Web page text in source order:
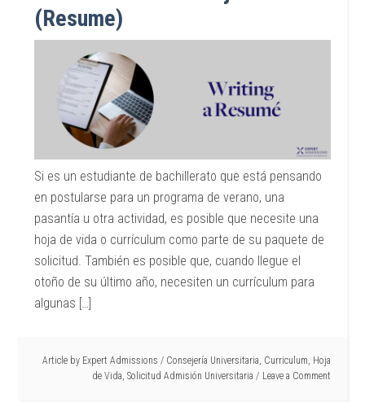
(Resume)
Si es un estudiante de bachillerato que está pensando
en postularse para un programa de verano, una
pasantía u otra actividad, es posible que necesite una
hoja de vida o currículum como parte de su paquete de
solicitud. También es posible que, cuando llegue el
otoño de su último año, necesiten un currículum para
algunas […]
Article by Expert Admissions / Consejería Universitaria Curriculum Hoja
de Vida Solicitud Admisión Universitaria Leave a Comment